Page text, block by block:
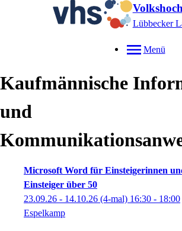
Lübbecker
Menü
Kaufmännische
und
Microsoft Word für Einsteigerinnen
Einsteiger über 50
23.09.26 - 14.10.26 (4-mal) 16:30 - 18:00
Espelkamp